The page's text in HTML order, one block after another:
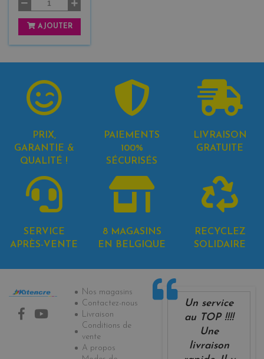
AJOUTER
PRIX,
GARANTIE &
QUALITÉ !
PAIEMENTS
100%
SÉCURISÉS
LIVRAISON
GRATUITE
SERVICE
APRÈS-VENTE
8 MAGASINS
EN BELGIQUE
RECYCLEZ
SOLIDAIRE
Informations
Nos magasins
Contactez-nous
Livraison
Conditions de
vente
A propos
Un service
au TOP !!!!
Une
livraison